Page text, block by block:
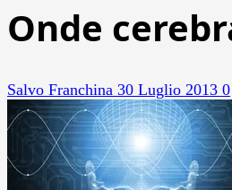
Onde
Salvo Franchina 30 Luglio 2013 0